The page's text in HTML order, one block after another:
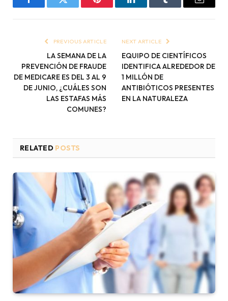
FacebookTwitter Pinterest LinkedInTumblr Email
PREVIOUS ARTICLE
LA SEMANA DE LA
PREVENCIÓN DE FRAUDE
DE MEDICARE ES DEL 3 AL 9
DE JUNIO, ¿CUÁLES SON
LAS ESTAFAS MÁS
COMUNES?
NEXT ARTICLE
EQUIPO DE CIENTÍFICOS
IDENTIFICA ALREDEDOR DE
1 MILLÓN DE
ANTIBIÓTICOS PRESENTES
EN LA NATURALEZA
RELATED POSTS